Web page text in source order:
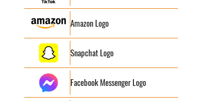
Amazon Logo
Snapchat Logo
Facebook Messenger Logo